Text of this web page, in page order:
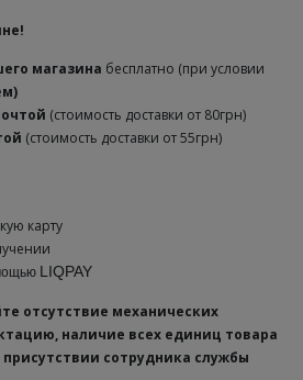
магазина бесплатно (при условии
м)
(стоимость доставки от 80грн)
(стоимость доставки от 55грн)
карту
LIQPAY
отсутствие механических
наличие всех единиц товара
сотрудника службы